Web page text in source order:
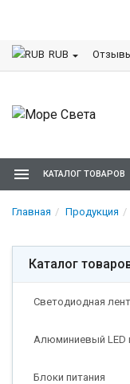
RUB Отзывы
КАТАЛОГ ТОВАРОВ
Главная Продукция
Каталог
Светодиодная
Алюминиевый LED
Блоки питания